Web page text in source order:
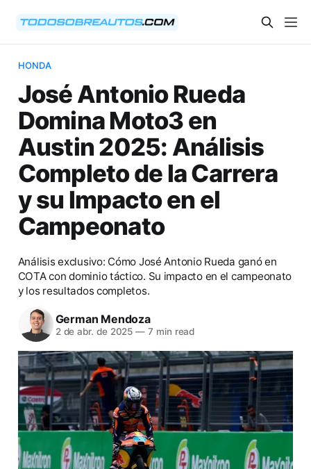
HONDA
José Antonio Rueda
Domina Moto3 en
Austin 2025: Análisis
Completo de la Carrera
y su Impacto en el
Campeonato
Análisis exclusivo: Cómo José Antonio Rueda ganó en
COTA con dominio táctico. Su impacto en el campeonato
y los resultados completos.
German Mendoza
2 de abr. de 2025 — 7 min read